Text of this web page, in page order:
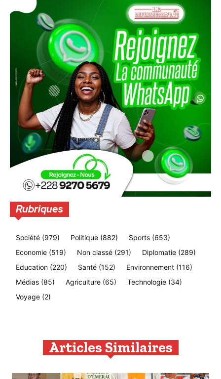
Rubriques
Société (979) Politique (882) Sports (653)
Economie (519) Non classé (291) Diplomatie (289)
Education (220) Santé (152) Environnement (116)
Médias (85) Agriculture (65) Technologie (34)
Voyage (2)
Articles Similaires